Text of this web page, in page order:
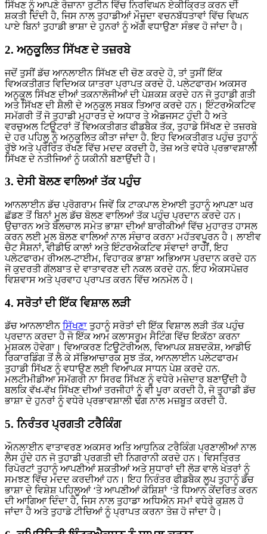
ਸਿੱਖਣ ਨੂੰ ਆਪਣੇ ਰੋਜ਼ਾਨਾ ਰੁਟੀਨ ਵਿੱਚ ਨਿਰਵਿਘਨ ਏਕੀਕ੍ਰਿਤ ਕਰਨ ਦੀ
ਸ਼ਕਤੀ ਦਿੰਦੀ ਹੈ, ਜਿਸ ਨਾਲ ਤੁਹਾਡੀਆਂ ਮੌਜੂਦਾ ਵਚਨਬੱਧਤਾਵਾਂ ਵਿੱਚ ਵਿਘਨ
ਪਾਏ ਬਿਨਾਂ ਤੁਹਾਡੀ ਭਾਸ਼ਾ ਦੇ ਹੁਨਰਾਂ ਨੂੰ ਅੱਗੇ ਵਧਾਉਣਾ ਸੰਭਵ ਹੋ ਜਾਂਦਾ ਹੈ।
2. ਅਨੁਕੂਲਿਤ ਸਿੱਖਣ ਦੇ ਤਜ਼ਰਬੇ
ਜਦੋਂ ਤੁਸੀਂ ਡੱਚ ਆਨਲਾਈਨ ਸਿੱਖਣ ਦੀ ਚੋਣ ਕਰਦੇ ਹੋ, ਤਾਂ ਤੁਸੀਂ ਇੱਕ
ਵਿਅਕਤੀਗਤ ਵਿਦਿਅਕ ਯਾਤਰਾ ਪ੍ਰਾਪਤ ਕਰਦੇ ਹੋ. ਪਲੇਟਫਾਰਮ ਅਕਸਰ
ਅਨੁਕੂਲ ਸਿੱਖਣ ਦੀਆਂ ਤਕਨਾਲੋਜੀਆਂ ਦੀ ਪੇਸ਼ਕਸ਼ ਕਰਦੇ ਹਨ ਜੋ ਤੁਹਾਡੀ ਗਤੀ
ਅਤੇ ਸਿੱਖਣ ਦੀ ਸ਼ੈਲੀ ਦੇ ਅਨੁਕੂਲ ਸਬਕ ਤਿਆਰ ਕਰਦੇ ਹਨ। ਇੰਟਰਐਕਟਿਵ
ਸਮੱਗਰੀ ਤੋਂ ਜੋ ਤੁਹਾਡੀ ਮੁਹਾਰਤ ਦੇ ਅਧਾਰ ਤੇ ਐਡਜਸਟ ਹੁੰਦੀ ਹੈ ਅਤੇ
ਵਰਚੁਅਲ ਟਿਊਟਰਾਂ ਤੋਂ ਵਿਅਕਤੀਗਤ ਫੀਡਬੈਕ ਤੱਕ, ਤੁਹਾਡੇ ਸਿੱਖਣ ਦੇ ਤਜ਼ਰਬੇ
ਦੇ ਹਰ ਪਹਿਲੂ ਨੂੰ ਅਨੁਕੂਲਿਤ ਕੀਤਾ ਜਾਂਦਾ ਹੈ. ਇਹ ਵਿਅਕਤੀਗਤ ਪਹੁੰਚ ਤੁਹਾਨੂੰ
ਰੁੱਝੇ ਅਤੇ ਪ੍ਰੇਰਿਤ ਰੱਖਣ ਵਿੱਚ ਮਦਦ ਕਰਦੀ ਹੈ, ਤੇਜ਼ ਅਤੇ ਵਧੇਰੇ ਪ੍ਰਭਾਵਸ਼ਾਲੀ
ਸਿੱਖਣ ਦੇ ਨਤੀਜਿਆਂ ਨੂੰ ਯਕੀਨੀ ਬਣਾਉਂਦੀ ਹੈ।
3. ਦੇਸੀ ਬੋਲਣ ਵਾਲਿਆਂ ਤੱਕ ਪਹੁੰਚ
ਆਨਲਾਈਨ ਡੱਚ ਪ੍ਰੋਗਰਾਮ ਜਿਵੇਂ ਕਿ ਟਾਕਪਾਲ ਏਆਈ ਤੁਹਾਨੂੰ ਆਪਣਾ ਘਰ
ਛੱਡਣ ਤੋਂ ਬਿਨਾਂ ਮੂਲ ਡੱਚ ਬੋਲਣ ਵਾਲਿਆਂ ਤੱਕ ਪਹੁੰਚ ਪ੍ਰਦਾਨ ਕਰਦੇ ਹਨ।
ਉਚਾਰਨ ਅਤੇ ਬੋਲਚਾਲ ਸਮੇਤ ਭਾਸ਼ਾ ਦੀਆਂ ਬਾਰੀਕੀਆਂ ਵਿੱਚ ਮੁਹਾਰਤ ਹਾਸਲ
ਕਰਨ ਲਈ ਮੂਲ ਬੋਲਣ ਵਾਲਿਆਂ ਨਾਲ ਸੰਚਾਰ ਕਰਨਾ ਮਹੱਤਵਪੂਰਨ ਹੈ। ਲਾਈਵ
ਚੈਟ ਸੈਸ਼ਨਾਂ, ਵੀਡੀਓ ਕਾਲਾਂ ਅਤੇ ਇੰਟਰਐਕਟਿਵ ਸੰਵਾਦਾਂ ਰਾਹੀਂ, ਇਹ
ਪਲੇਟਫਾਰਮ ਰੀਅਲ-ਟਾਈਮ, ਵਿਹਾਰਕ ਭਾਸ਼ਾ ਅਭਿਆਸ ਪ੍ਰਦਾਨ ਕਰਦੇ ਹਨ
ਜੋ ਕੁਦਰਤੀ ਗੱਲਬਾਤ ਦੇ ਵਾਤਾਵਰਣ ਦੀ ਨਕਲ ਕਰਦੇ ਹਨ. ਇਹ ਐਕਸਪੋਜ਼ਰ
ਵਿਸ਼ਵਾਸ ਅਤੇ ਪ੍ਰਵਾਹ ਪ੍ਰਾਪਤ ਕਰਨ ਵਿੱਚ ਅਨਮੋਲ ਹੈ।
4. ਸਰੋਤਾਂ ਦੀ ਇੱਕ ਵਿਸ਼ਾਲ ਲੜੀ
ਡੱਚ ਆਨਲਾਈਨਸਿੱਖਣਾ ਤੁਹਾਨੂੰ ਸਰੋਤਾਂ ਦੀ ਇੱਕ ਵਿਸ਼ਾਲ ਲੜੀ ਤੱਕ ਪਹੁੰਚ
ਪ੍ਰਦਾਨ ਕਰਦਾ ਹੈ ਜੋ ਇੱਕ ਆਮ ਕਲਾਸਰੂਮ ਸੈਟਿੰਗ ਵਿੱਚ ਇਕੱਠਾ ਕਰਨਾ
ਮੁਸ਼ਕਲ ਹੋਵੇਗਾ। ਵਿਆਕਰਣ ਟਿਊਟੋਰੀਅਲ, ਵਿਆਪਕ ਸ਼ਬਦਕੋਸ਼, ਆਡੀਓ
ਰਿਕਾਰਡਿੰਗ ਤੋਂ ਲੈ ਕੇ ਸੱਭਿਆਚਾਰਕ ਸੂਝ ਤੱਕ, ਆਨਲਾਈਨ ਪਲੇਟਫਾਰਮ
ਤੁਹਾਡੀ ਸਿੱਖਣ ਨੂੰ ਵਧਾਉਣ ਲਈ ਵਿਆਪਕ ਸਾਧਨ ਪੇਸ਼ ਕਰਦੇ ਹਨ.
ਮਲਟੀਮੀਡੀਆ ਸਮੱਗਰੀ ਨਾ ਸਿਰਫ ਸਿੱਖਣ ਨੂੰ ਵਧੇਰੇ ਮਜ਼ੇਦਾਰ ਬਣਾਉਂਦੀ ਹੈ
ਬਲਕਿ ਵੱਖ-ਵੱਖ ਸਿੱਖਣ ਦੀਆਂ ਤਰਜੀਹਾਂ ਨੂੰ ਵੀ ਪੂਰਾ ਕਰਦੀ ਹੈ, ਜੋ ਤੁਹਾਡੀ ਡੱਚ
ਭਾਸ਼ਾ ਦੇ ਹੁਨਰਾਂ ਨੂੰ ਵਧੇਰੇ ਪ੍ਰਭਾਵਸ਼ਾਲੀ ਢੰਗ ਨਾਲ ਮਜ਼ਬੂਤ ਕਰਦੀ ਹੈ.
5. ਨਿਰੰਤਰ ਪ੍ਰਗਤੀ ਟਰੈਕਿੰਗ
ਔਨਲਾਈਨ ਵਾਤਾਵਰਣ ਅਕਸਰ ਅਤਿ ਆਧੁਨਿਕ ਟਰੈਕਿੰਗ ਪ੍ਰਣਾਲੀਆਂ ਨਾਲ
ਲੈਸ ਹੁੰਦੇ ਹਨ ਜੋ ਤੁਹਾਡੀ ਪ੍ਰਗਤੀ ਦੀ ਨਿਗਰਾਨੀ ਕਰਦੇ ਹਨ। ਵਿਸਤ੍ਰਿਤ
ਰਿਪੋਰਟਾਂ ਤੁਹਾਨੂੰ ਆਪਣੀਆਂ ਸ਼ਕਤੀਆਂ ਅਤੇ ਸੁਧਾਰਾਂ ਦੀ ਲੋੜ ਵਾਲੇ ਖੇਤਰਾਂ ਨੂੰ
ਸਮਝਣ ਵਿੱਚ ਮਦਦ ਕਰਦੀਆਂ ਹਨ। ਇਹ ਨਿਰੰਤਰ ਫੀਡਬੈਕ ਲੂਪ ਤੁਹਾਨੂੰ ਡੱਚ
ਭਾਸ਼ਾ ਦੇ ਵਿਸ਼ੇਸ਼ ਪਹਿਲੂਆਂ ‘ਤੇ ਆਪਣੀਆਂ ਕੋਸ਼ਿਸ਼ਾਂ ‘ਤੇ ਧਿਆਨ ਕੇਂਦਰਿਤ ਕਰਨ
ਦੀ ਆਗਿਆ ਦਿੰਦਾ ਹੈ, ਜਿਸ ਨਾਲ ਤੁਹਾਡਾ ਅਧਿਐਨ ਸਮਾਂ ਵਧੇਰੇ ਕੁਸ਼ਲ ਹੋ
ਜਾਂਦਾ ਹੈ ਅਤੇ ਤੁਹਾਡੇ ਟੀਚਿਆਂ ਨੂੰ ਪ੍ਰਾਪਤ ਕਰਨਾ ਤੇਜ਼ ਹੋ ਜਾਂਦਾ ਹੈ।